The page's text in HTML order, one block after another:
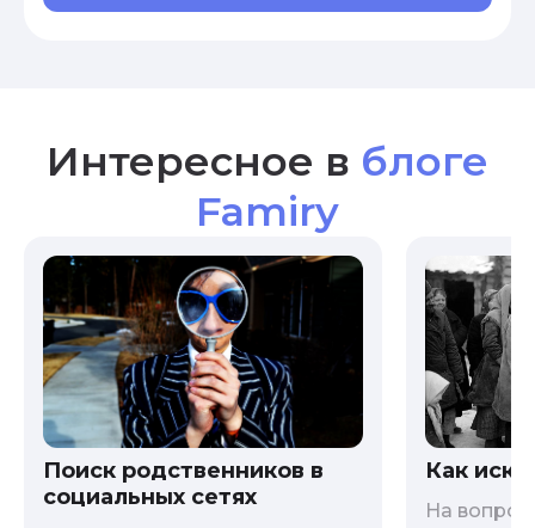
Интересное в блоге
Famiry
Поиск родственников в
социальных сетях
Как
На вопрос